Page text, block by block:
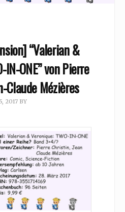
“Valerian &
IN-ONE” von Pierre
Claude Mézières
2017 BY